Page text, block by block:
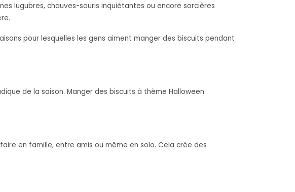
lugubres, chauves-souris inquiétantes ou encore sorcières
pour lesquelles les gens aiment manger des biscuits pendant
de la saison. Manger des biscuits à thème Halloween
en famille, entre amis ou même en solo. Cela crée des